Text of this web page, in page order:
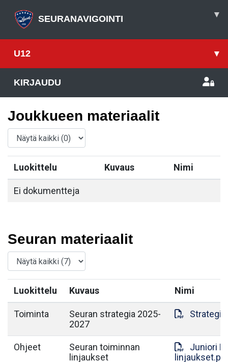
SEURANAVIGOINTI ▾
U12 ▾
KIRJAUDU
Joukkueen materiaalit
Luokittelu Kuvaus Nimi
Ei dokumentteja
Seuran materiaalit
Luokittelu Kuvaus Nimi
Toiminta
Seuran strategia 2025-
2027
Ohjeet
Seuran toiminnan
linjaukset
Juniori